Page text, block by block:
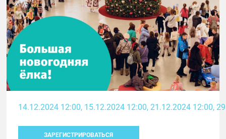
14.12.2024 12:00, 15.12.2024 12:00, 21.12.2024 12:00,
ЗАРЕГИСТРИРОВАТЬСЯ